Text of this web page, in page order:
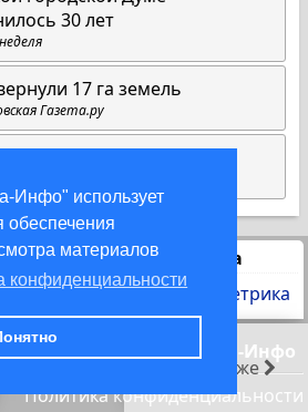
Инфо" использует
материалов
конфиденциальности
позже
30 лет
17 га земель
Газета.ру
Статистика
© 2000-2026 Азов-точка-Инфо
Политика конфиденциальности